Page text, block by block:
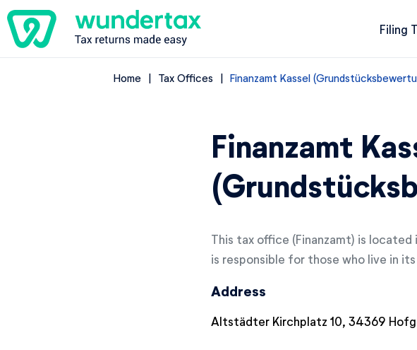
Filing
Home Tax Offices Finanzamt Kassel
Finanzamt
This tax office (Finanzamt) is located
is responsible for those who live in
Address
Altstädter Kirchplatz 10, 34369